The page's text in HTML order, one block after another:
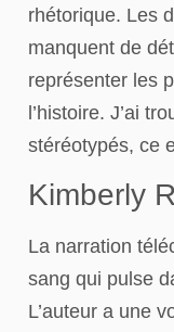
rhétorique. Les
manquent de
représenter les
l’histoire. J’ai
stéréotypés, ce
Kimberly
La narration
sang qui pulse
L’auteur a une